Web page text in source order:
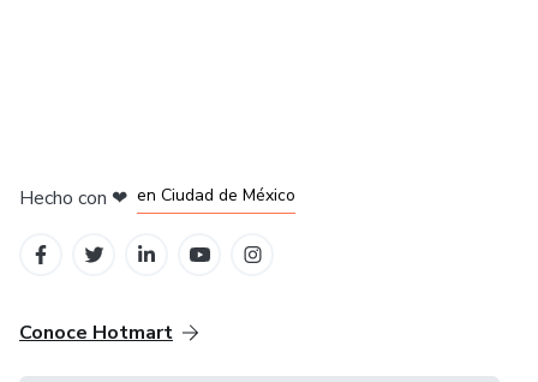
Hecho con ❤ en Ciudad de México
Conoce Hotmart